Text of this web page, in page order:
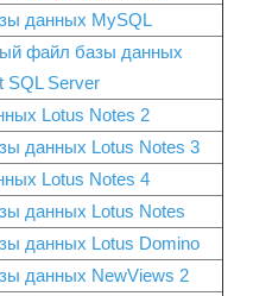
данных MySQL
файл базы данных
SQL Server
Lotus Notes 2
данных Lotus Notes 3
Lotus Notes 4
данных Lotus Notes
данных Lotus Domino
данных NewViews 2